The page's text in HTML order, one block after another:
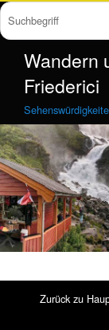
Wandern
Friederici
Zurück zu